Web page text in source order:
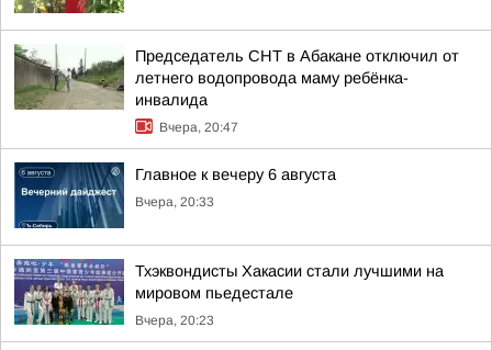
Председатель СНТ в Абакане отключил от
летнего водопровода маму ребёнка-
инвалида
Вчера, 20:47
Главное к вечеру 6 августа
Вчера, 20:33
Тхэквондисты Хакасии стали лучшими на
мировом пьедестале
Вчера, 20:23